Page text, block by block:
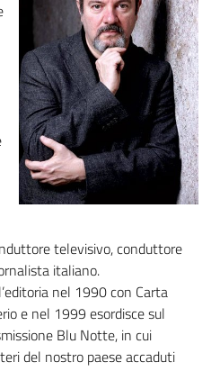
televisivo, conduttore
italiano.
nel 1990 con Carta
e nel 1999 esordisce sul
Blu Notte, in cui
del nostro paese accaduti